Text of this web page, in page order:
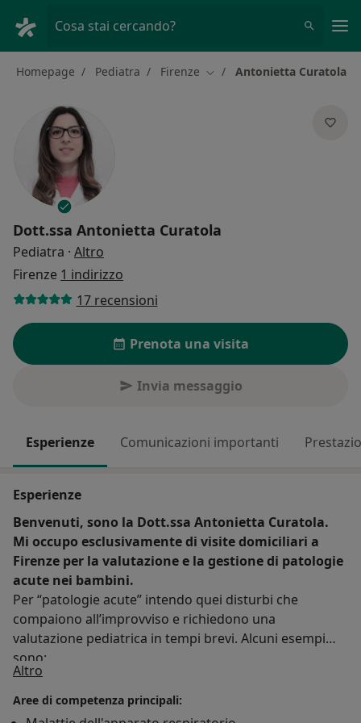
Cosa stai cercando?
Homepage Pediatra Firenze Cambia città
Antonietta Curatola
Dott.ssa Antonietta Curatola
Pediatra · Altro
Firenze 1 indirizzo
17 recensioni
Prenota una visita
Invia messaggio
Esperienze Comunicazioni importanti
Esperienze
Benvenuti, sono la Dott.ssa Antonietta Curatola.
Mi occupo esclusivamente di visite domiciliari a
Firenze per la valutazione e la gestione di patologie
acute nei bambini.
Per “patologie acute” intendo quei disturbi che
compaiono all’improvviso e richiedono una
valutazione pediatrica in tempi brevi. Alcuni esempi
sono:
-febbre esordita da poche ore
-mal di gola o linfadenopatie
-tosse e/o difficoltà respiratorie di nuova insorgenza
Altro
Aree di competenza principali: